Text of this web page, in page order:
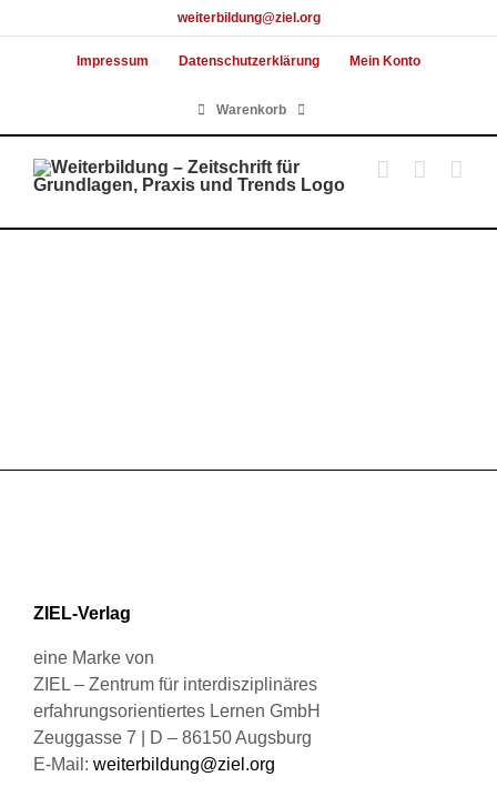
to
weiterbildung@ziel.org
Impressum Datenschutzerklärung Mein Konto
Warenkorb
ZIEL-Verlag
eine Marke von
ZIEL – Zentrum für interdisziplinäres
erfahrungsorientiertes Lernen GmbH
Zeuggasse 7 | D – 86150 Augsburg
E-Mail: weiterbildung@ziel.org